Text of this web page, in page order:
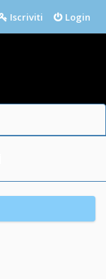
Login
Iscriviti